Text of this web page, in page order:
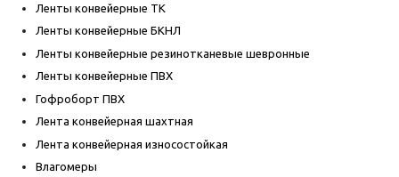
Ленты конвейерные ТК
Ленты конвейерные БКНЛ
Ленты конвейерные резинотканевые шевронные
Ленты конвейерные ПВХ
Гофроборт ПВХ
Лента конвейерная шахтная
Лента конвейерная износостойкая
Влагомеры